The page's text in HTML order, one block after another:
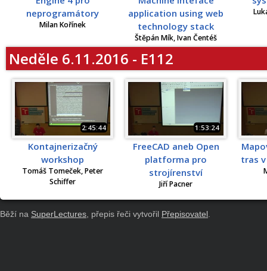
neprogramátory
Milan Kořínek
application using web
technology stack
Štěpán Mík, Ivan Čentéš
Neděle 6.11.2016 - E112
2:45:44
Kontajnerizačný
workshop
Tomáš Tomeček, Peter
Schiffer
1:53:24
FreeCAD aneb Open
platforma pro
strojírenství
Jiří Pacner
tras
Běží na SuperLectures , přepis řeči vytvořil Přepisovatel